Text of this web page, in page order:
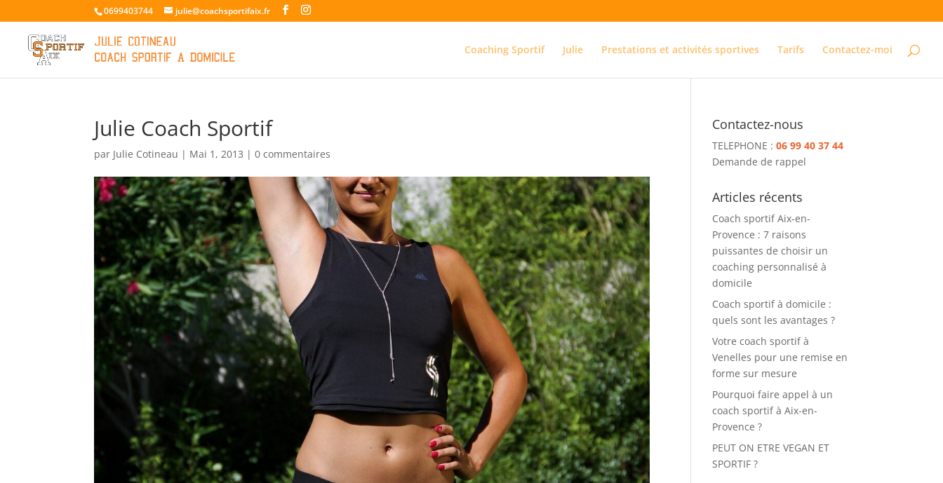
0699403744 julie@coachsportifaix.fr
Coaching Sportif Julie Prestations et activités sportives Tarifs Contactez-moi
Julie Coach Sportif
par Julie Cotineau | Mai 1, 2013 |0 commentaires
Contactez-nous
TELEPHONE : 06 99 40 37 44
Demande de rappel
Articles récents
Coach sportif Aix-en-
Provence : 7 raisons
puissantes de choisir un
coaching personnalisé à
domicile
Coach sportif à domicile :
quels sont les avantages ?
Votre coach sportif à
Venelles pour une remise en
forme sur mesure
Pourquoi faire appel à un
coach sportif à Aix-en-
Provence ?
PEUT ON ETRE VEGAN ET
SPORTIF ?